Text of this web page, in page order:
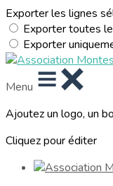
Exporter les lignes
Exporter toutes
Exporter
Menu
Ajoutez un logo, un
Cliquez pour éditer